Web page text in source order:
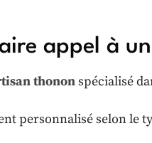
appel à
thononspécialisé
personnalisé selon le